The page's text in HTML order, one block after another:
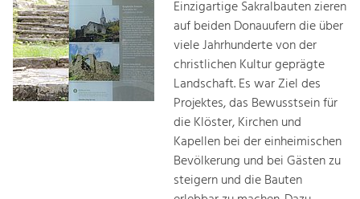
Einzigartige Sakralbauten zieren
auf beiden Donauufern die über
viele Jahrhunderte von der
christlichen Kultur geprägte
Landschaft. Es war Ziel des
Projektes, das Bewusstsein für
die Klöster, Kirchen und
Kapellen bei der einheimischen
Bevölkerung und bei Gästen zu
steigern und die Bauten